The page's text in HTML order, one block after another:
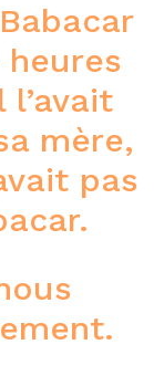
mère,
pas